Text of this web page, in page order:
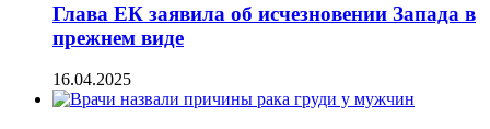
Глава ЕК заявила об исчезновении Запада в
прежнем виде
16.04.2025